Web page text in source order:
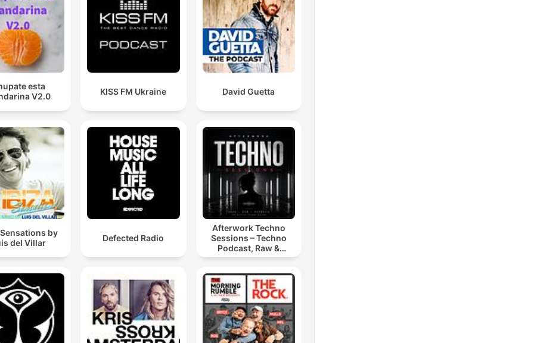
esta
V2.0
KISS FM Ukraine David Guetta
by
del Villar
Defected Radio
Afterwork Techno
Sessions – Techno
Podcast, Raw &
Hypnotic Techno